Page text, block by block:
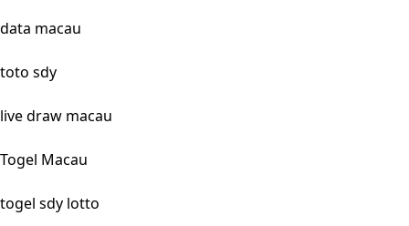
data macau
toto sdy
live draw macau
Togel Macau
togel sdy lotto